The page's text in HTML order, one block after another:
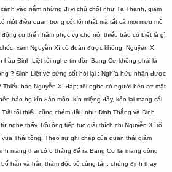
vào nắm những đị vị chủ chốt như Tạ Thanh, giám
một điều quan trọng cốt lõi nhất mà tất cả mọi mưu mô
cụ thể nhằm phục vụ cho nó, thiếu bảo có biết là gì
xem Nguyễn Xí có đoán được không. Nguỹen Xí
hầu Đinh Liệt tôi nghe tin dồn Bang Cơ không phải là
? Đinh Liệt vờ sửng sốt hỏi lại : Nghĩa hữu nhận được
Thiếu bảo Nguyễn Xí đáp; tôi nghe có người bên cơ mật
bảo họ kín đáo mồn ,kín miệng đấy, kẻo lại mang cái
tối thiểu cũng chém đầu như Đinh Thắng và Đinh
nghe thấy. Rồi ông tiếp tục giải thích chi Nguyễn Xí rõ
Thái tông. Theo sự ghi chép của quan thái giám
mang thai có 6 tháng để ra Bang Cơ lại mang dòng
hắn và hắn thâm độc vô cùng tận, chúng định thay